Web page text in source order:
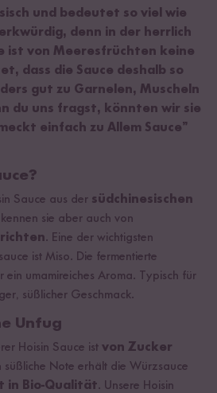
und bedeutet so viel wie
denn in der herrlich
ist von Meeresfrüchten keine
dass die Sauce deshalb so
gut zu Garnelen, Muscheln
du uns fragst, könnten wir sie
einfach zu Allem Sauce”
Sauce aus der südchinesischen
sie aber auch von
. Eine der wichtigsten
ist Miso. Die fermentierte
ein umamireiches Aroma. Typisch für
süßlicher Geschmack.
Unfug
Hoisin Sauce ist von Zucker
süßliche Note erhält die Würzsauce
in Bio-Qualität. Unsere Hoisin